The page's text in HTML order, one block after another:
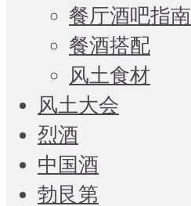
餐厅酒吧指南
餐酒搭配
风土食材
风土大会
烈酒
中国酒
勃艮第